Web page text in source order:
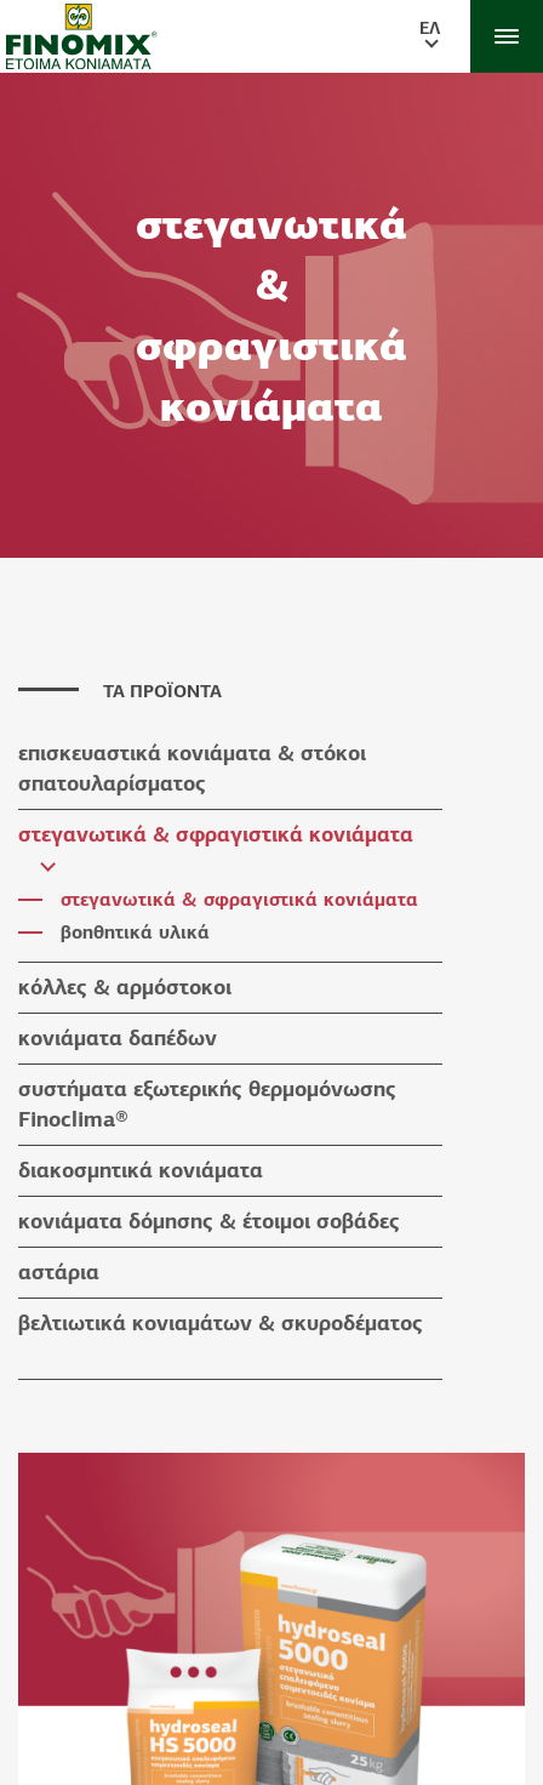
ΕΛ
στεγανωτικά
&
σφραγιστικά
κονιάματα
ΤΑ ΠΡΟΪΟΝΤΑ
επισκευαστικά κονιάματα & στόκοι
σπατουλαρίσματος
επισκευαστικά κονιάματα
στόκοι σπατουλαρίσματος
στεγανωτικά & σφραγιστικά κονιάματα
στεγανωτικά & σφραγιστικά κονιάματα
βοηθητικά υλικά
κόλλες & αρμόστοκοι
κόλλες πλακιδίων
κόλλες ειδικών εφαρμογών
αρμόστοκοι & καθαριστικά
βοηθητικά υλικά
κονιάματα δαπέδων
κονιάματα δαπέδων
βοηθητικά υλικά
συστήματα εξωτερικής θερμομόνωσης
Finoclima®
προϊόντα Finoclima®
βοηθητικά υλικά
διακοσμητικά κονιάματα
υδαταπωθητικά έγχρωμα επιχρίσματα
πατητές τσιμεντοκονίες
προϊόντα εμποτισμού & βερνίκια
κονιάματα δόμησης & έτοιμοι σοβάδες
κονιάματα δόμησης
έτοιμοι σοβάδες
βοηθητικά υλικά
αστάρια
βελτιωτικά κονιαμάτων & σκυροδέματος